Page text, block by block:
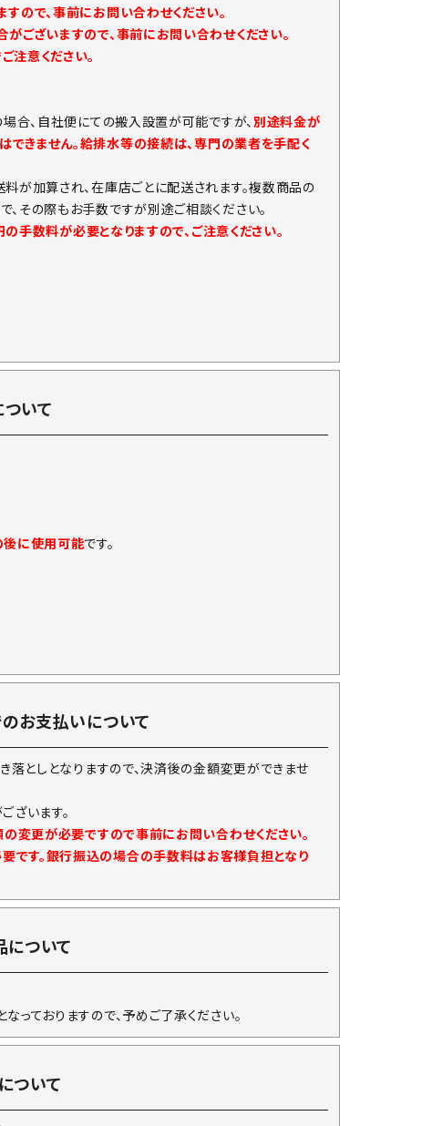
ので、事前にお問い合わせください。
ございますので、事前にお問い合わせください。
意ください。
合、自社便にての搬入設置が可能ですが、 別途料金が
できません。給排水等の接続は、専門の業者を手配く
が加算され、在庫店ごとに配送されます。複数商品の
その際もお手数ですが別途ご相談ください。
数料が必要となりますので、ご注意ください。
いて
後に使用可能です。
お支払いについて
落としとなりますので、決済後の金額変更ができませ
ざいます。
の変更が必要ですので事前にお問い合わせください。
です。銀行振込の場合の手数料はお客様負担となり
ついて
っておりますので、予めご了承ください。
ついて